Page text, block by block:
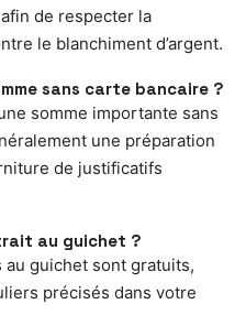
de respecter la
le blanchiment d’argent.
sans carte bancaire ?
somme importante sans
une préparation
de justificatifs
au guichet ?
guichet sont gratuits,
précisés dans votre